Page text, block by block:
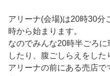
アリーナ(会場)は20時30分
時から始まります。
なのでみんな20時半ごろ
したり、腹ごしらえをした
アリーナの前にある売店